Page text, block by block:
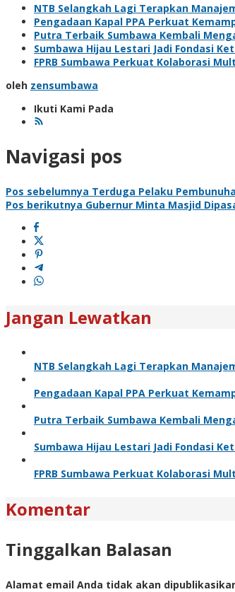
NTB Selangkah Lagi Terapkan
Pengadaan Kapal PPA Perkuat
Putra Terbaik Sumbawa Kembali
Sumbawa Hijau Lestari Jadi Fondasi
FPRB Sumbawa Perkuat Kolaborasi
oleh zensumbawa
Ikuti Kami Pada
Navigasi pos
Pos sebelumnya Terduga Pelaku
Pos berikutnya Gubernur Minta Masjid
Jangan Lewatkan
NTB Selangkah Lagi Terapkan
Pengadaan Kapal PPA Perkuat
Putra Terbaik Sumbawa Kembali
Sumbawa Hijau Lestari Jadi Fondasi
FPRB Sumbawa Perkuat Kolaborasi
Komentar
Tinggalkan Balasan
Alamat email Anda tidak akan